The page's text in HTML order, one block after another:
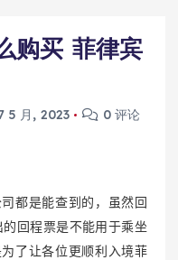
购买 菲律宾
5 月, 2023 0 评论
都是能查到的，虽然回
回程票是不能用于乘坐
了让各位更顺利入境菲